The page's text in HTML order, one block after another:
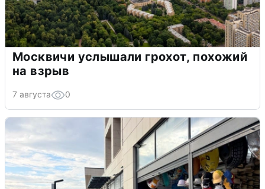
Москвичи услышали грохот, похожий
на взрыв
7 августа 0